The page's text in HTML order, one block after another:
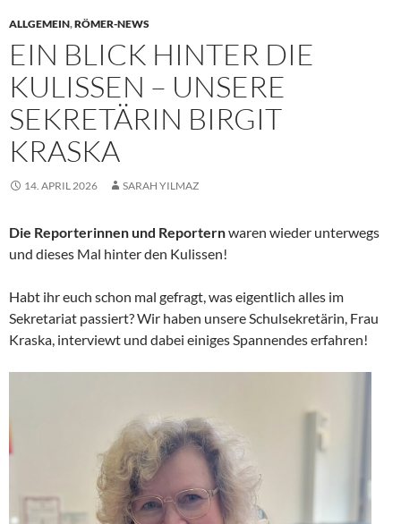
ALLGEMEIN,RÖMER-NEWS
EIN BLICK HINTER DIE
KULISSEN – UNSERE
SEKRETÄRIN BIRGIT
KRASKA
14. APRIL 2026 SARAH YILMAZ
Die Reporterinnen und Reporternwaren wieder unterwegs
und dieses Mal hinter den Kulissen!
Habt ihr euch schon mal gefragt, was eigentlich alles im
Sekretariat passiert? Wir haben unsere Schulsekretärin, Frau
Kraska, interviewt und dabei einiges Spannendes erfahren!